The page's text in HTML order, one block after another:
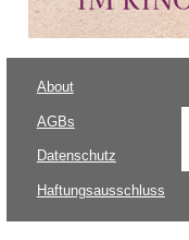
About
AGBs
Datenschutz
Haftungsausschluss